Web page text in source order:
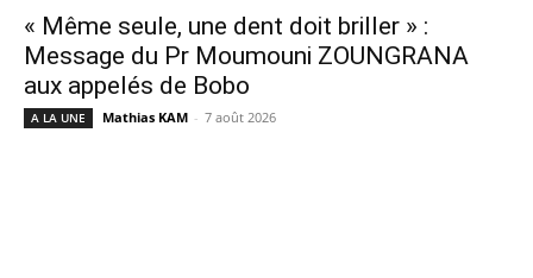
« Même seule, une dent doit briller » :
Message du Pr Moumouni ZOUNGRANA
aux appelés de Bobo
A LA UNE Mathias KAM - 7 août 2026